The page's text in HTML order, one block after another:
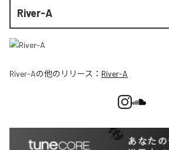
River-A
River-Aの他のリリース： River-A